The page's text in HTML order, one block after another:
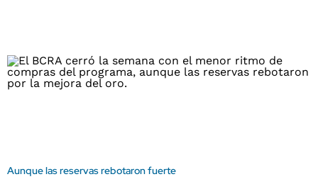
Aunque las reservas rebotaron fuerte